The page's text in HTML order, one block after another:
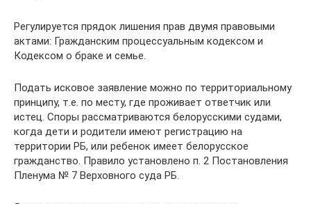
Регулируется прядок лишения прав двумя правовыми
актами: Гражданским процессуальным кодексом и
Кодексом о браке и семье.
Подать исковое заявление можно по территориальному
принципу, т.е. по месту, где проживает ответчик или
истец. Споры рассматриваются белорусскими судами,
когда дети и родители имеют регистрацию на
территории РБ, или ребенок имеет белорусское
гражданство. Правило установлено п. 2 Постановления
Пленума № 7 Верховного суда РБ.